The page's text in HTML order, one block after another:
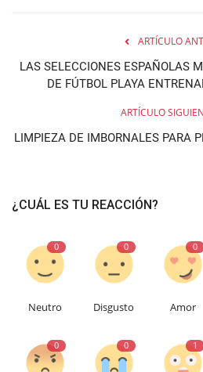
ARTÍCULO
LAS SELECCIONES ESPAÑOLAS
DE FÚTBOL PLAYA
ARTÍCULO
LIMPIEZA DE IMBORNALES PARA
¿CUÁL ES TU REACCIÓN?
0
Neutro
0
Disgusto
0
Amor
0 0 1